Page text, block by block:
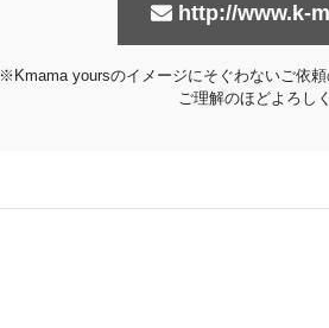
http://www.k-
※Kmama yoursのイメージにそぐわないご依
ご理解のほどよろし